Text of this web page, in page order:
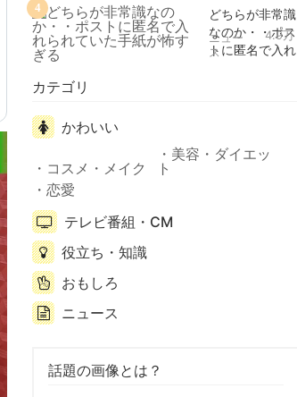
どちらが非常識
なのか・・ポス
トに匿名で入れ
ニュー
ス
4.9万
4
カテゴリ
かわいい
コスメ・メイク
美容・ダイエッ
ト
恋愛
テレビ番組・CM
役立ち・知識
おもしろ
ニュース
話題の画像とは？